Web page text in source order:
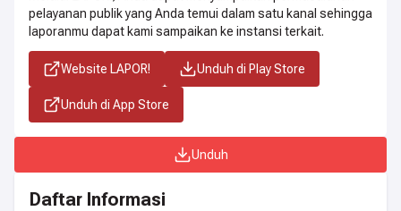
pelayanan publik yang Anda temui dalam satu kanal sehingga
laporanmu dapat kami sampaikan ke instansi terkait.
Website LAPOR! Unduh di Play Store
Unduh di App Store
Unduh
Daftar Informasi